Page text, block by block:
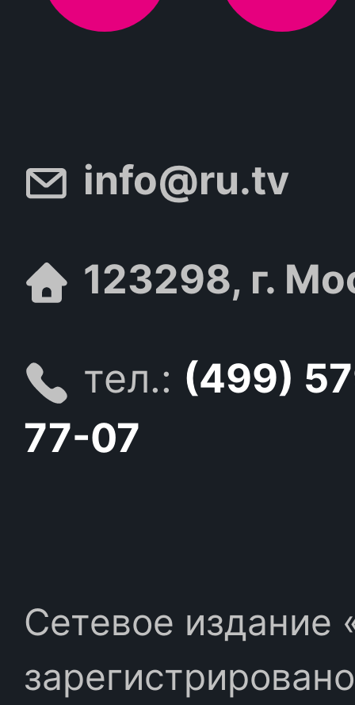
info@ru.tv
123298, г.
тел.: (499)
77-07
Сетевое издание